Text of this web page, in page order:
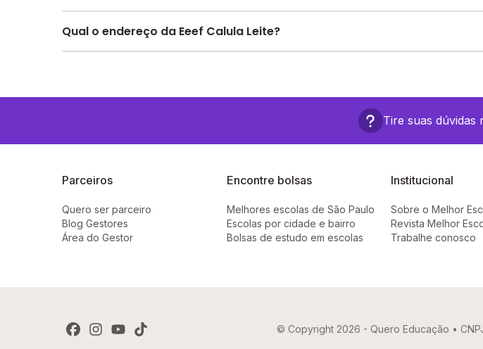
Pesquise bolsas disponíveis no Melhor Escola e encontre o melhor desconto
Qual o endereço da Eeef Calula Leite?
Tire suas dúvidas
Parceiros
Quero ser parceiro
Blog Gestores
Área do Gestor
Encontre bolsas
Melhores escolas de São Paulo
Escolas por cidade e bairro
Bolsas de estudo em escolas
Institucional
Sobre o Melhor
Revista Melhor
Trabalhe conosco
© Copyright 2026 - Quero Educação •